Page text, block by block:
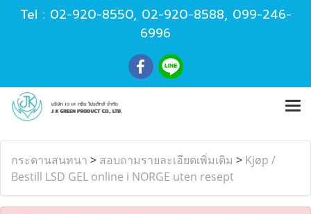
Tel : 02-920-8550, 02-920-8588, 099-246-
6996
กระดานสนทนา > สอบถามรายละเอียดเพิ่มเติม > Kjøp /
Bestill LSD GEL online i NORGE uten resept